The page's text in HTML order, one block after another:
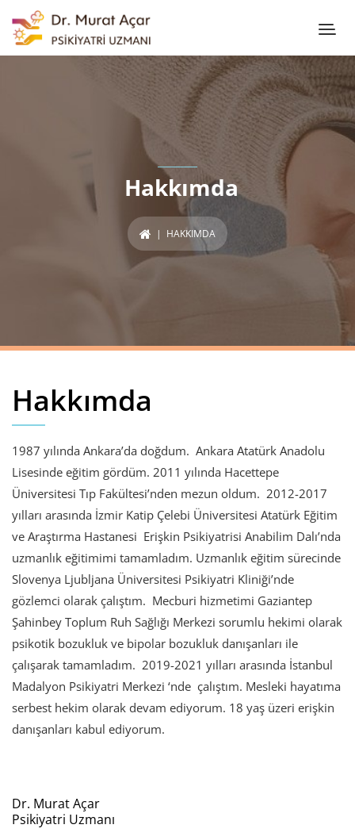
Hakkımda
| HAKKIMDA
Hakkımda
1987 yılında Ankara’da doğdum. Ankara Atatürk Anadolu
Lisesinde eğitim gördüm. 2011 yılında Hacettepe
Üniversitesi Tıp Fakültesi’nden mezun oldum. 2012-2017
yılları arasında İzmir Katip Çelebi Üniversitesi Atatürk Eğitim
ve Araştırma Hastanesi Erişkin Psikiyatrisi Anabilim Dalı’nda
uzmanlık eğitimimi tamamladım. Uzmanlık eğitim sürecinde
Slovenya Ljubljana Üniversitesi Psikiyatri Kliniği’nde
gözlemci olarak çalıştım. Mecburi hizmetimi Gaziantep
Şahinbey Toplum Ruh Sağlığı Merkezi sorumlu hekimi olarak
psikotik bozukluk ve bipolar bozukluk danışanları ile
çalışarak tamamladım. 2019-2021 yılları arasında İstanbul
Madalyon Psikiyatri Merkezi ‘nde çalıştım. Mesleki hayatıma
serbest hekim olarak devam ediyorum. 18 yaş üzeri erişkin
danışanları kabul ediyorum.
Dr. Murat Açar
Psikiyatri Uzmanı